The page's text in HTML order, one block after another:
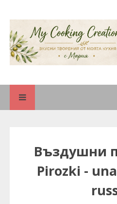
Въздушни
Pirozki -